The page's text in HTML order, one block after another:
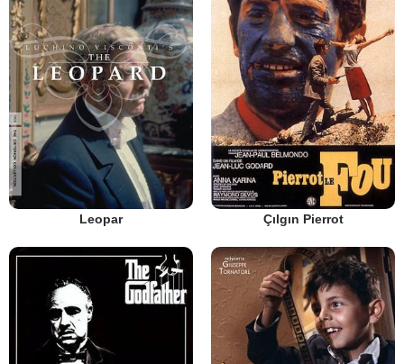
Leopar Çılgın Pierrot